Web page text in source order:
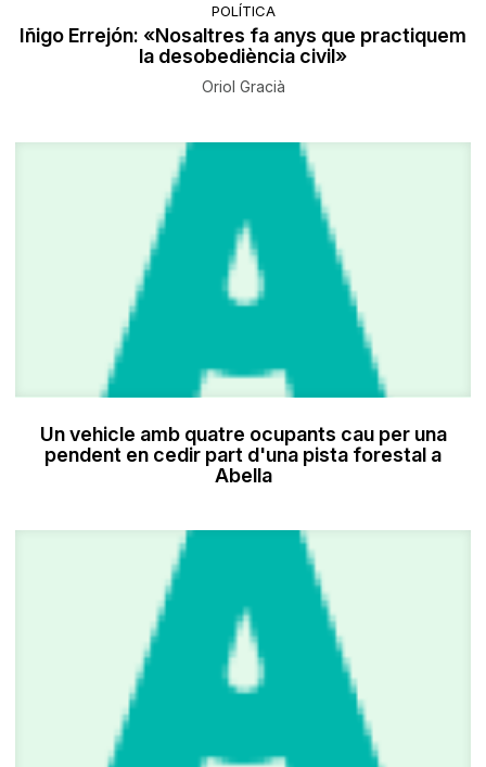
POLÍTICA
Iñigo Errejón: «Nosaltres fa anys que practiquem
la desobediència civil»
Oriol Gracià
Un vehicle amb quatre ocupants cau per una
pendent en cedir part d'una pista forestal a
Abella